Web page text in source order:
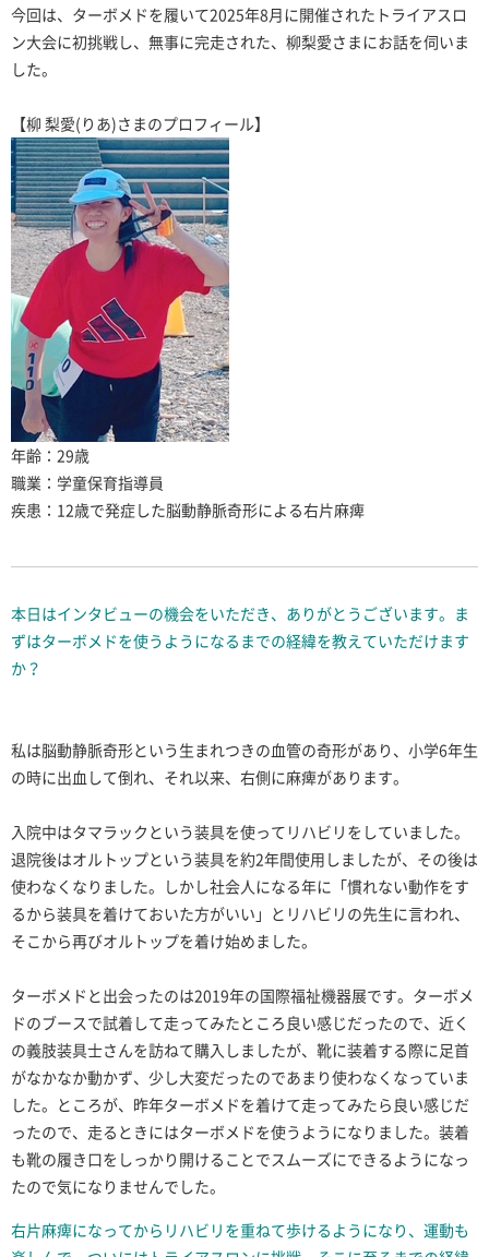
今回は、ターボメドを履いて2025年8月に開催されたトライアスロ
ン大会に初挑戦し、無事に完走された、柳梨愛さまにお話を伺いま
した。
【柳 梨愛(りあ)さまのプロフィール】
年齢：29歳
職業：学童保育指導員
疾患：12歳で発症した脳動静脈奇形による右片麻痺
本日はインタビューの機会をいただき、ありがとうございます。ま
ずはターボメドを使うようになるまでの経緯を教えていただけます
か？
私は脳動静脈奇形という生まれつきの血管の奇形があり、小学6年生
の時に出血して倒れ、それ以来、右側に麻痺があります。
入院中はタマラックという装具を使ってリハビリをしていました。
退院後はオルトップという装具を約2年間使用しましたが、その後は
使わなくなりました。しかし社会人になる年に「慣れない動作をす
るから装具を着けておいた方がいい」とリハビリの先生に言われ、
そこから再びオルトップを着け始めました。
ターボメドと出会ったのは2019年の国際福祉機器展です。ターボメ
ドのブースで試着して走ってみたところ良い感じだったので、近く
の義肢装具士さんを訪ねて購入しましたが、靴に装着する際に足首
がなかなか動かず、少し大変だったのであまり使わなくなっていま
した。ところが、昨年ターボメドを着けて走ってみたら良い感じだ
ったので、走るときにはターボメドを使うようになりました。装着
も靴の履き口をしっかり開けることでスムーズにできるようになっ
たので気になりませんでした。
右片麻痺になってからリハビリを重ねて歩けるようになり、運動も